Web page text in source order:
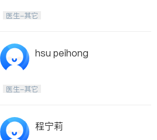
医生-其它
hsu peihong
医生-其它
程宁莉